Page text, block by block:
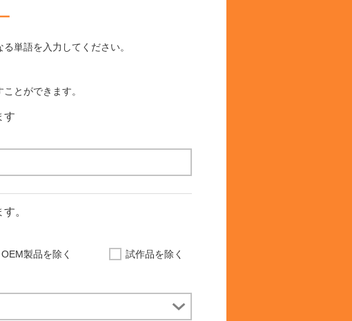
単語を入力してください。
とができます。
す
。
OEM製品を除く 試作品を除く